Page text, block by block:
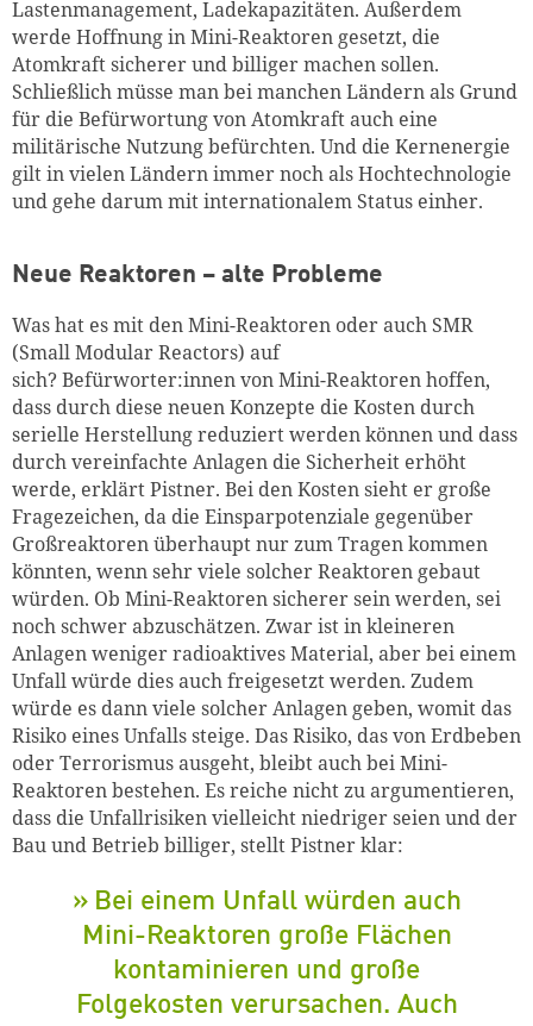
Lastenmanagement, Ladekapazitäten. Außerdem
werde Hoffnung in Mini-Reaktoren gesetzt, die
Atomkraft sicherer und billiger machen sollen.
Schließlich müsse man bei manchen Ländern als Grund
für die Befürwortung von Atomkraft auch eine
militärische Nutzung befürchten. Und die Kernenergie
gilt in vielen Ländern immer noch als Hochtechnologie
und gehe darum mit internationalem Status einher.
Neue Reaktoren – alte Probleme
Was hat es mit den Mini-Reaktoren oder auch SMR
(Small ModularReactors) auf
sich?Befürworter:innenvon Mini-Reaktoren hoffen,
dass durch diese neuen Konzepte die Kosten durch
serielle Herstellung reduziert werden könnenund dass
durch vereinfachte Anlagen die Sicherheit erhöht
werde, erklärt Pistner. Bei den Kosten sieht er große
Fragezeichen, da die Einsparpotenziale gegenüber
Großreaktoren überhaupt nur zum Tragen kommen
könnten, wenn sehr viele solcher Reaktoren gebaut
würden. Ob Mini-Reaktoren sicherer sein werden, sei
noch schwer abzuschätzen. Zwar ist in kleineren
Anlagen weniger radioaktives Material, aber bei einem
Unfall würde dies auch freigesetzt werden. Zudem
würde es dann viele solcher Anlagen geben, womit das
Risiko eines Unfalls steige. Das Risiko, das von Erdbeben
oder Terrorismus ausgeht, bleibt auch bei Mini-
Reaktoren bestehen. Es reiche nicht zu argumentieren,
dass die Unfallrisiken vielleicht niedriger seien und der
Bau und Betrieb billiger, stellt Pistner klar:
Bei einem Unfall würden auch
Mini-Reaktoren große Flächen
kontaminieren und große
Folgekosten verursachen. Auch